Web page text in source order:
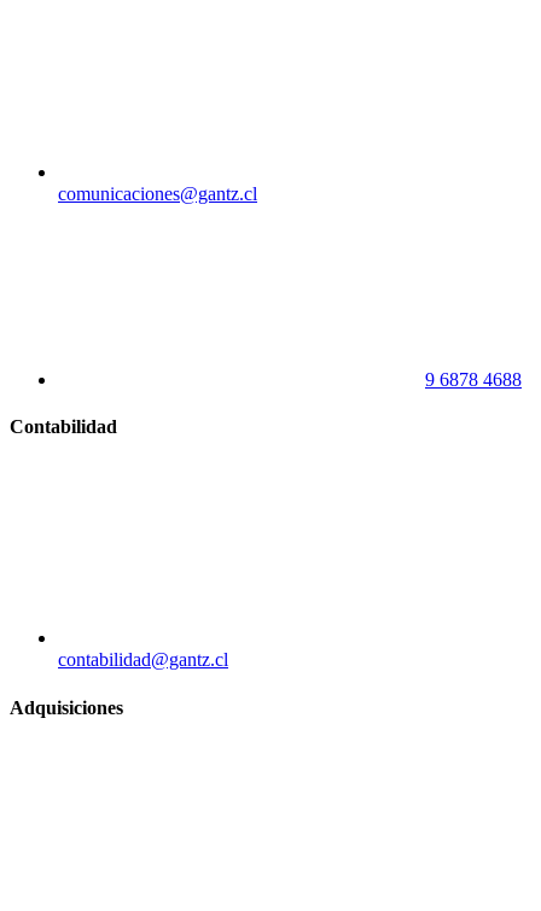
comunicaciones@gantz.cl
9 6878 4688
Contabilidad
contabilidad@gantz.cl
Adquisiciones